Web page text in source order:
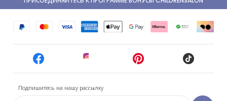
Подпишитесь на нашу рассылку